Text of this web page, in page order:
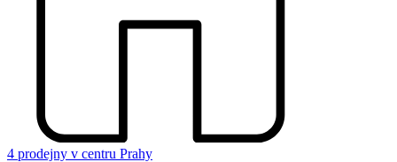
4 prodejny v centru Prahy